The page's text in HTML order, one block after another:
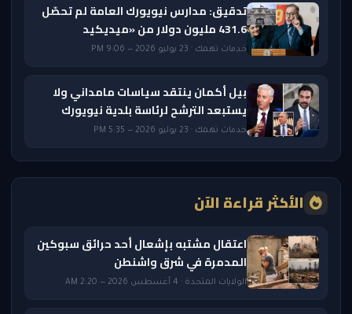
تدقيق: مدارس نيويورك العامة لم تحصّل
431.6 مليون دولار من «ميديكيد
خدمات تهمك · 23 يوليو 2026 — 9:06 PM
بيل أكمان ينتقد سياسات مامداني ولا
يستبعد الترشح لرئاسة بلدية نيويورك
خدمات تهمك · 23 يوليو 2026 — 5:35 PM
الأكثر قراءة الآن
اعتقال مشتبه بإشعال أحد حرائق سبوكين
المدمرة في شرق واشنطن
الولايات المتحدة · 4 أغسطس 2026 — 2:20 AM